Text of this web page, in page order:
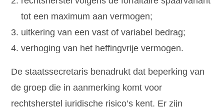
tot een maximum aan vermogen;
uitkering van een vast of variabel bedrag;
verhoging van het heffingvrije vermogen.
De staatssecretaris benadrukt dat beperking van
de groep die in aanmerking komt voor
rechtsherstel juridische risico’s kent. Er zijn